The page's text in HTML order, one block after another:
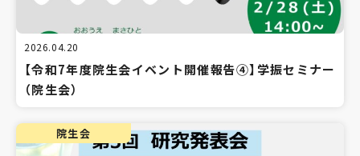
2026.04.20
【令和7年度院生会イベント開催報告④】学振セミナー
（院生会）
院生会